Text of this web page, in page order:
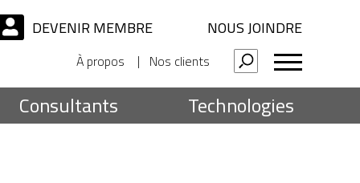
NOUS JOINDRE
DEVENIR MEMBRE
À propos Nos clients
Consultants Technologies